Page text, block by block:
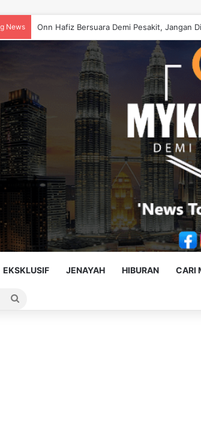
News Kesihatan Rakyat Bukan Bahan Politik,
EKSKLUSIF JENAYAH HIBURAN CARI